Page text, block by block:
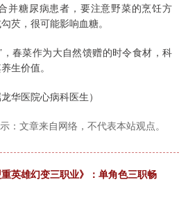
并糖尿病患者，要注意野菜的烹饪方
芡，很可能影响血糖。
春菜作为大自然馈赠的时令食材，科
生价值。
华医院心病科医生）
：文章来自网络，不代表本站观点。
英雄幻变三职业》：单角色三职畅